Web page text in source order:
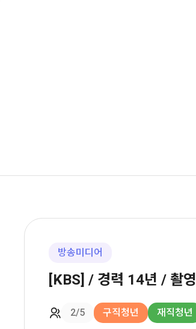
방송미디어
[KBS] / 경력 14년 / 촬영
2/5 구직청년 재직청년